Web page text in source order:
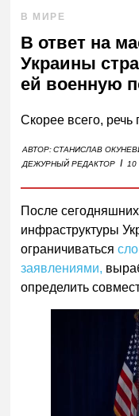
В МИРЕ
В ответ на
Украины
ей военную
Скорее всего,
АВТОР:СТАНИСЛАВ
ДЕЖУРНЫЙ РЕДАКТОР I
После
инфраструктуры
ограничиваться
заявлениями,
определить